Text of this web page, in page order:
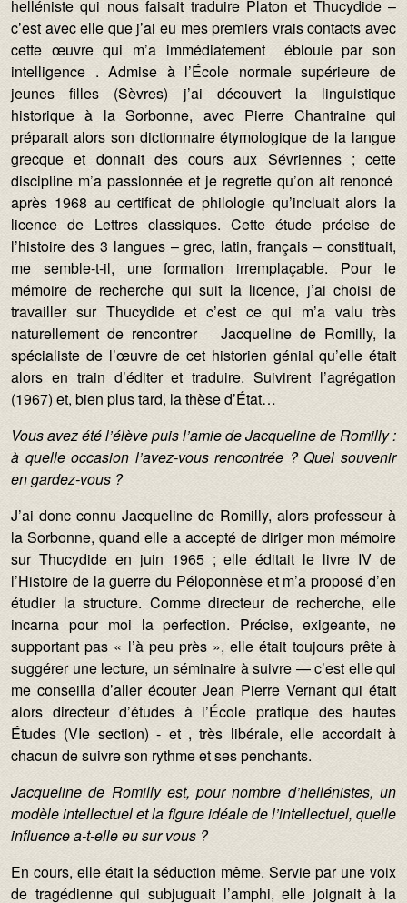
helléniste qui nous faisait traduire Platon et Thucydide –
c’est avec elle que j’ai eu mes premiers vrais contacts avec
cette œuvre qui m’a immédiatement éblouie par son
intelligence . Admise à l’École normale supérieure de
jeunes filles (Sèvres) j’ai découvert la linguistique
historique à la Sorbonne, avec Pierre Chantraine qui
préparait alors son dictionnaire étymologique de la langue
grecque et donnait des cours aux Sévriennes ; cette
discipline m’a passionnée et je regrette qu’on ait renoncé
après 1968 au certificat de philologie qu’incluait alors la
licence de Lettres classiques. Cette étude précise de
l’histoire des 3 langues – grec, latin, français – constituait,
me semble-t-il, une formation irremplaçable. Pour le
mémoire de recherche qui suit la licence, j’ai choisi de
travailler sur Thucydide et c’est ce qui m’a valu très
naturellement de rencontrer Jacqueline de Romilly, la
spécialiste de l’œuvre de cet historien génial qu’elle était
alors en train d’éditer et traduire. Suivirent l’agrégation
(1967) et, bien plus tard, la thèse d’État…
Vous avez été l’élève puis l’amie de Jacqueline de Romilly :
à quelle occasion l’avez-vous rencontrée ? Quel souvenir
en gardez-vous ?
J’ai donc connu Jacqueline de Romilly, alors professeur à
la Sorbonne, quand elle a accepté de diriger mon mémoire
sur Thucydide en juin 1965 ; elle éditait le livre IV de
l’Histoire de la guerre du Péloponnèse et m’a proposé d’en
étudier la structure. Comme directeur de recherche, elle
incarna pour moi la perfection. Précise, exigeante, ne
supportant pas « l’à peu près », elle était toujours prête à
suggérer une lecture, un séminaire à suivre — c’est elle qui
me conseilla d’aller écouter Jean Pierre Vernant qui était
alors directeur d’études à l’École pratique des hautes
Études (VIe section) - et , très libérale, elle accordait à
chacun de suivre son rythme et ses penchants.
Jacqueline de Romilly est, pour nombre d’hellénistes, un
modèle intellectuel et la figure idéale de l’intellectuel, quelle
influence a-t-elle eu sur vous ?
En cours, elle était la séduction même. Servie par une voix
de tragédienne qui subjuguait l’amphi, elle joignait à la